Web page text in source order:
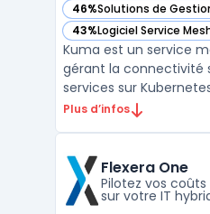
46%Solutions de
— voir Kuma dans cette
43%Logiciel Service
— voir Kuma dans cette
Kuma est un service
gérant la connectivité
services sur
et serveurs bare-
données au sein
ou multi-clo ...
Plus d’infos
Flexera One
Pilotez vos
sur votre IT